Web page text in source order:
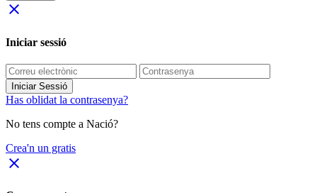
close
Iniciar sessió
Iniciar Sessió
Has oblidat la contrasenya?
No tens compte a Nació?
Crea'n un gratis
close